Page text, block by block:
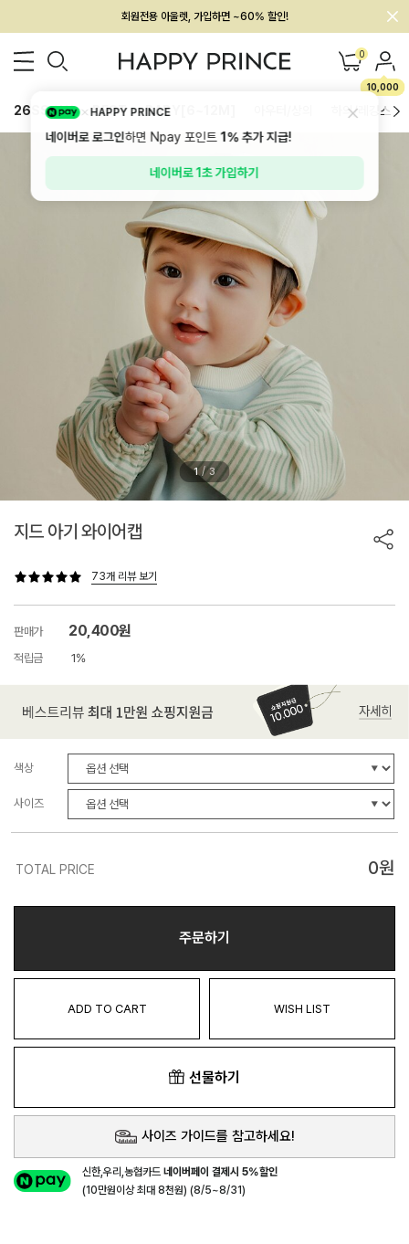
회원전용 아울렛, 가입하면 ~60% 할인!
멤버십 최대 28,000원 혜택 0
10,000
26SS 신상 BEST BABY[6~12M] 하의/레깅스
1 / 3
지드 아기 와이어캡
73개 리뷰 보기
판매가 20,400원
적립금 1%
색상
사이즈
TOTAL PRICE 0원
주문하기
ADD TO CART WISH LIST
선물하기
사이즈 가이드를 참고하세요!
신한,우리,농협카드네이버페이 결제시 5%할인
(10만원이상 최대 8천원) (8/5~8/31)
HAPPY PRINCE
네이버로 로그인하면 Npay 포인트1%추가 지급!
네이버로 1초 가입하기